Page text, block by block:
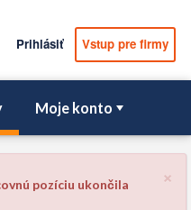
Prihlásiť Vstup pre firmy
Moje konto
×
pozíciu ukončila